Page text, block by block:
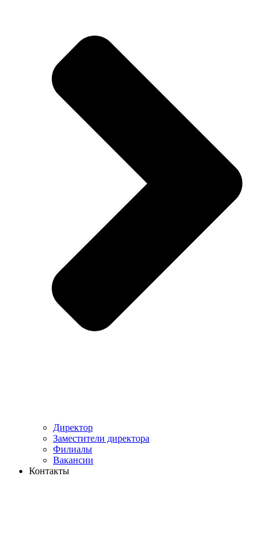
Директор
Заместители директора
Филиалы
Вакансии
Контакты